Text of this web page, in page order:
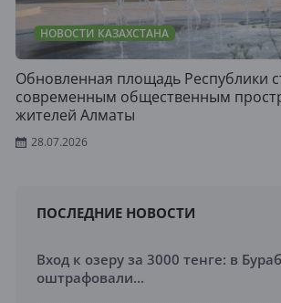
НОВОСТИ КАЗАХСТАНА
Обновленная площадь Республики
современным общественным
жителей Алматы
28.07.2026
ПОСЛЕДНИЕ НОВОСТИ
Вход к озеру за 3000 тенге: в
оштрафовали...